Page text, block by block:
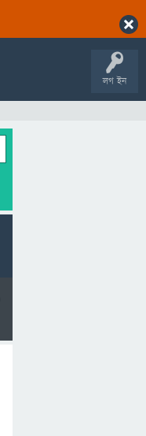
লগ ইন